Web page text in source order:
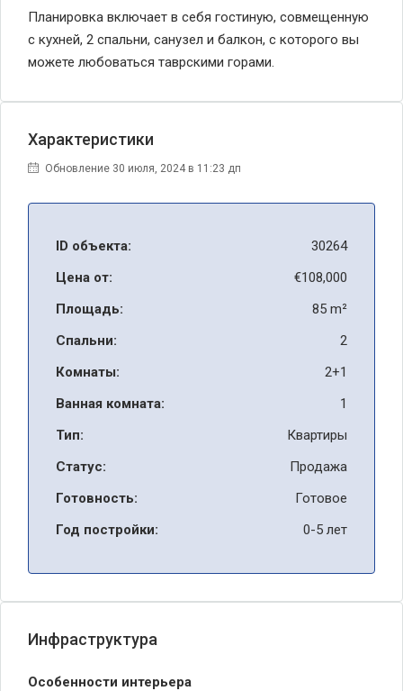
Планировка включает в себя гостиную, совмещенную
с кухней, 2 спальни, санузел и балкон, с которого вы
можете любоваться таврскими горами.
Характеристики
Обновление 30 июля, 2024 в 11:23 дп
ID объекта:
30264
Цена от:
€108,000
Площадь:
85 m²
Спальни:
2
Комнаты:
2+1
Ванная комната:
1
Тип:
Квартиры
Статус:
Продажа
Готовность:
Готовое
Год постройки:
0-5 лет
Инфраструктура
Особенности интерьера